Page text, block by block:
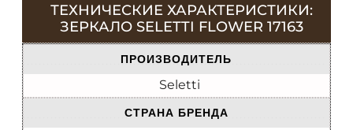
ТЕХНИЧЕСКИЕ ХАРАКТЕРИСТИКИ:
ЗЕРКАЛО SELETTI FLOWER 17163
ПРОИЗВОДИТЕЛЬ
Seletti
СТРАНА БРЕНДА